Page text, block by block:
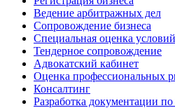
Ведение арбитражных дел
Сопровождение бизнеса
Специальная оценка
Тендерное сопровождение
Адвокатский кабинет
Оценка профессиональных
Консалтинг
Разработка документации